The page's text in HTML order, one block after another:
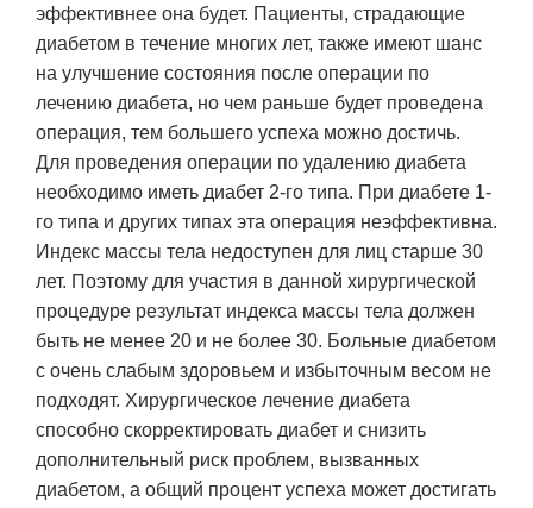
эффективнее она будет. Пациенты, страдающие
диабетом в течение многих лет, также имеют шанс
на улучшение состояния после операции по
лечению диабета, но чем раньше будет проведена
операция, тем большего успеха можно достичь.
Для проведения операции по удалению диабета
необходимо иметь диабет 2-го типа. При диабете 1-
го типа и других типах эта операция неэффективна.
Индекс массы тела недоступен для лиц старше 30
лет. Поэтому для участия в данной хирургической
процедуре результат индекса массы тела должен
быть не менее 20 и не более 30. Больные диабетом
с очень слабым здоровьем и избыточным весом не
подходят. Хирургическое лечение диабета
способно скорректировать диабет и снизить
дополнительный риск проблем, вызванных
диабетом, а общий процент успеха может достигать